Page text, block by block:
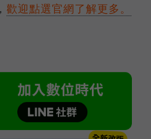
歡迎點選官網了解更多。